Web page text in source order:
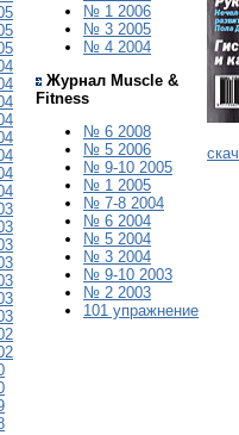
№ 1 2006
№ 3 2005
№ 4 2004
Журнал Muscle &
Fitness
№ 6 2008
№ 5 2006
№ 9-10 2005
№ 1 2005
№ 7-8 2004
№ 6 2004
№ 5 2004
№ 3 2004
№ 9-10 2003
№ 2 2003
101 упражнение